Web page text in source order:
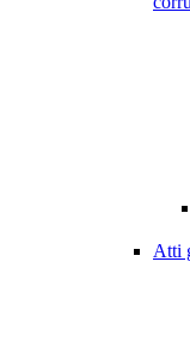
Atti